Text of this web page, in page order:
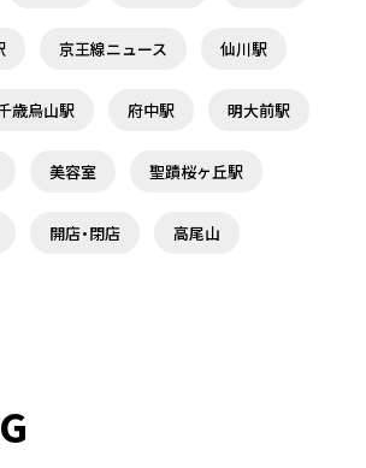
京王線ニュース 仙川駅
歳烏山駅 府中駅 明大前駅
美容室 聖蹟桜ヶ丘駅
開店・閉店 高尾山